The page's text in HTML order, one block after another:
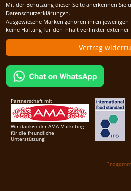
Mit der Benutzung dieser Seite anerkennen Sie
Datenschutzerklärungen.
Ausgewiesene Marken gehören ihren
keine Haftung für den Inhalt verlinkter externer
Vertrag
Partnerschaft mit
Wir danken der AMA-Marketing
für die freundliche
Unterstützung!